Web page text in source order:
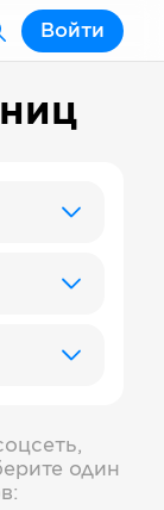
Войти
один